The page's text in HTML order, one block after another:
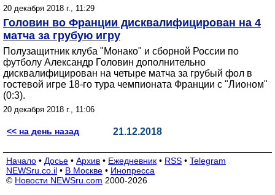
20 декабря 2018 г., 11:29
Головин во Франции дисквалифицирован на 4
матча за грубую игру
Полузащитник клуба "Монако" и сборной России по
футболу Александр Головин дополнительно
дисквалифицирован на четыре матча за грубый фол в
гостевой игре 18-го тура чемпионата Франции с "Лионом"
(0:3).
20 декабря 2018 г., 11:06
<< на день назад 21.12.2018
Начало • Досье • Архив • Ежедневник • RSS • Telegram
NEWSru.co.il • В Москве • Инопресса
© Новости NEWSru.com 2000-2026